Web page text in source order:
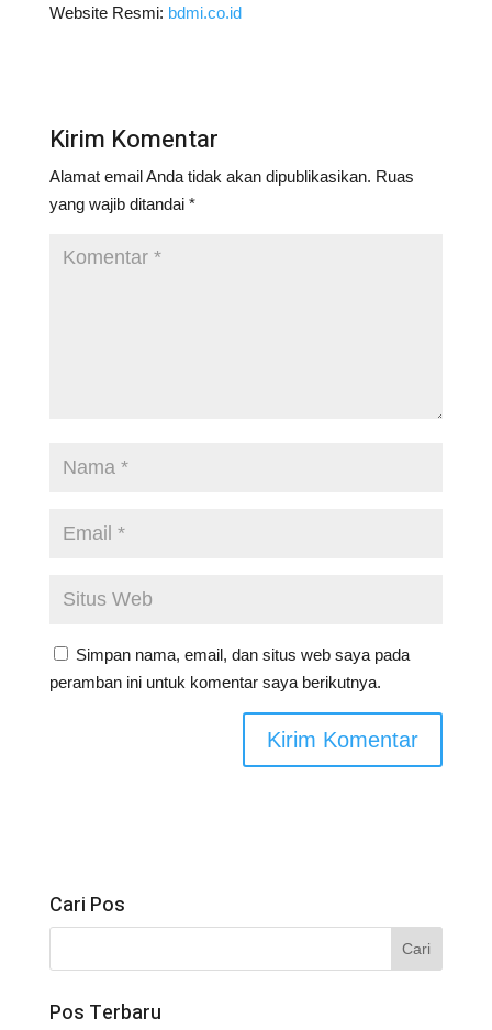
Website Resmi: bdmi.co.id
Kirim Komentar
Alamat email Anda tidak akan dipublikasikan. Ruas
yang wajib ditandai *
Simpan nama, email, dan situs web saya pada
peramban ini untuk komentar saya berikutnya.
Cari Pos
Pos Terbaru